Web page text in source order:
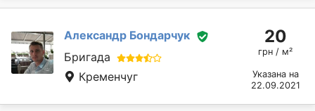
Александр Бондарчук
Бригада
Кременчуг
20
грн / м²
Указана на
22.09.2021